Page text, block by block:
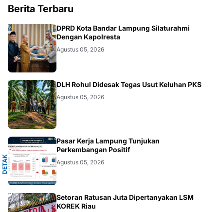
Berita Terbaru
DAERAH
DPRD Kota Bandar Lampung Silaturahmi
Dengan Kapolresta
Agustus 05, 2026
DAERAH DLH Rohul Didesak Tegas Usut Keluhan PKS
Agustus 05, 2026
D
E
T
A
K
N
U
S
A
N
T
A
RA
Pasar Kerja Lampung Tunjukan
Perkembangan Positif
Agustus 05, 2026
DAERAH
Setoran Ratusan Juta Dipertanyakan LSM
KOREK Riau